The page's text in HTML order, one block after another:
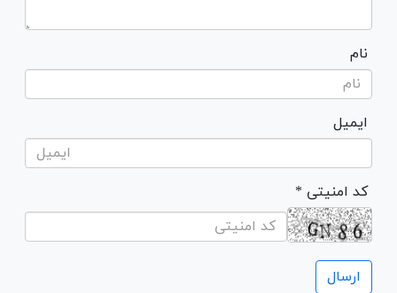
نام
ایمیل
* کد امنیتی